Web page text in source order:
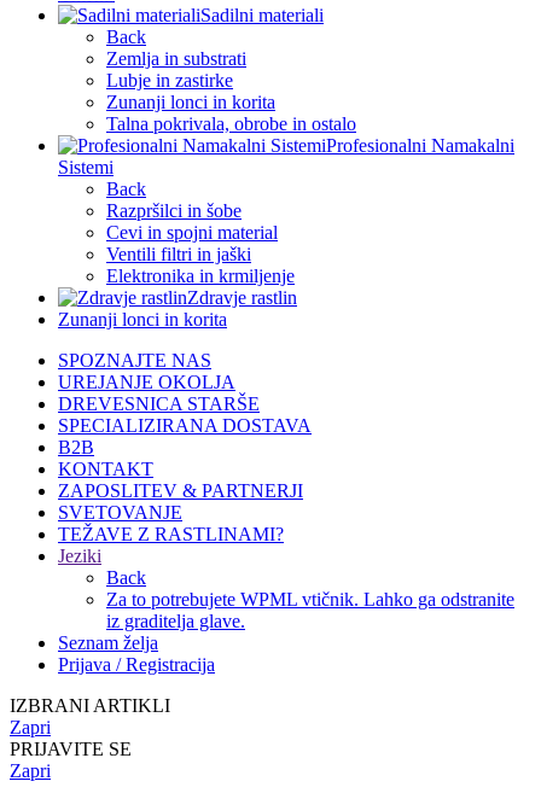
Sadilni materiali
Back
Zemlja in substrati
Lubje in zastirke
Zunanji lonci in korita
Talna pokrivala, obrobe in ostalo
Profesionalni Namakalni
Sistemi
Back
Razpršilci in šobe
Cevi in spojni material
Ventili filtri in jaški
Elektronika in krmiljenje
Zdravje rastlin
Zunanji lonci in korita
SPOZNAJTE NAS
UREJANJE OKOLJA
DREVESNICA STARŠE
SPECIALIZIRANA DOSTAVA
B2B
KONTAKT
ZAPOSLITEV & PARTNERJI
SVETOVANJE
TEŽAVE Z RASTLINAMI?
Jeziki
Back
Za to potrebujete WPML vtičnik. Lahko ga odstranite
iz graditelja glave.
Seznam želja
Prijava / Registracija
IZBRANI ARTIKLI
Zapri
PRIJAVITE SE
Zapri